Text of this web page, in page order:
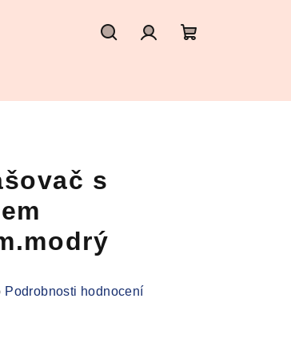
košík
s
Podrobnosti hodnocení